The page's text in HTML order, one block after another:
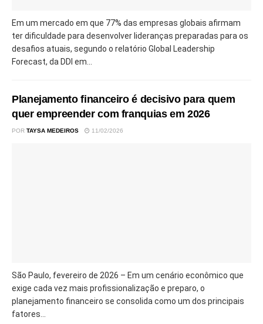
Em um mercado em que 77% das empresas globais afirmam
ter dificuldade para desenvolver lideranças preparadas para os
desafios atuais, segundo o relatório Global Leadership
Forecast, da DDI em...
Planejamento financeiro é decisivo para quem
quer empreender com franquias em 2026
POR TAYSA MEDEIROS 11/02/2026
São Paulo, fevereiro de 2026 – Em um cenário econômico que
exige cada vez mais profissionalização e preparo, o
planejamento financeiro se consolida como um dos principais
fatores...